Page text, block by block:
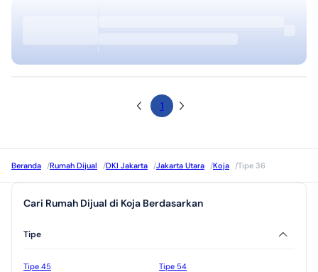
1
Beranda /Rumah Dijual /DKI Jakarta /Jakarta Utara /Koja /Tipe 36
Cari Rumah Dijual di Koja Berdasarkan
Tipe
Tipe 45
Tipe 54